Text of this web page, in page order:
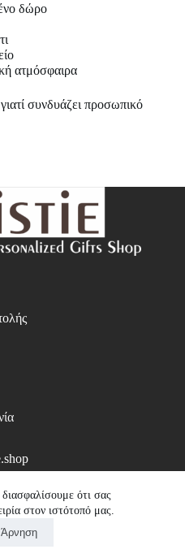
ότι σας
στον ιστότοπό μας.
Άρνηση
δώρο
ατμόσφαιρα
συνδυάζει προσωπικό